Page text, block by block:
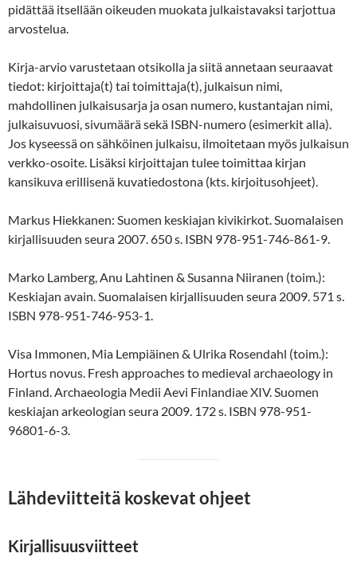
pidättää itsellään oikeuden muokata julkaistavaksi tarjottua
arvostelua.
Kirja-arvio varustetaan otsikolla ja siitä annetaan seuraavat
tiedot: kirjoittaja(t) tai toimittaja(t), julkaisun nimi,
mahdollinen julkaisusarja ja osan numero, kustantajan nimi,
julkaisuvuosi, sivumäärä sekä ISBN-numero (esimerkit alla).
Jos kyseessä on sähköinen julkaisu, ilmoitetaan myös julkaisun
verkko-osoite. Lisäksi kirjoittajan tulee toimittaa kirjan
kansikuva erillisenä kuvatiedostona (kts. kirjoitusohjeet).
Markus Hiekkanen: Suomen keskiajan kivikirkot. Suomalaisen
kirjallisuuden seura 2007. 650 s. ISBN 978-951-746-861-9.
Marko Lamberg, Anu Lahtinen & Susanna Niiranen (toim.):
Keskiajan avain. Suomalaisen kirjallisuuden seura 2009. 571 s.
ISBN 978-951-746-953-1.
Visa Immonen, Mia Lempiäinen & Ulrika Rosendahl (toim.):
Hortus novus. Fresh approaches to medieval archaeology in
Finland. Archaeologia Medii Aevi Finlandiae XIV. Suomen
keskiajan arkeologian seura 2009. 172 s. ISBN 978-951-
96801-6-3.
Lähdeviitteitä koskevat ohjeet
Kirjallisuusviitteet